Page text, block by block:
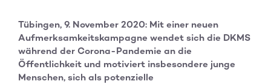
Tübingen, 9. November 2020: Mit einer neuen
Aufmerksamkeitskampagne wendet sich die DKMS
während der Corona-Pandemie an die
Öffentlichkeit und motiviert insbesondere junge
Menschen, sich als potenzielle